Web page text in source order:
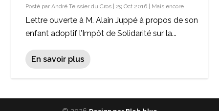
Posté parAndré Teissier du Cros | 29 Oct 2016 | Mais encore
Lettre ouverte à M. Alain Juppé à propos de son
enfant adoptif l’Impôt de Solidarité sur la...
En savoir plus